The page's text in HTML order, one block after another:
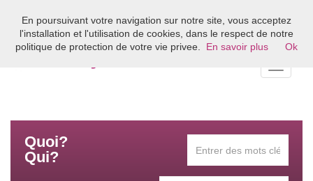
Bienvenue sur l'annuaire du coaching en France
Quoi?
Qui?
En poursuivant votre navigation sur notre site, vous acceptez
l'installation et l'utilisation de cookies, dans le respect de notre
politique de protection de votre vie privee.
En savoir plus Ok